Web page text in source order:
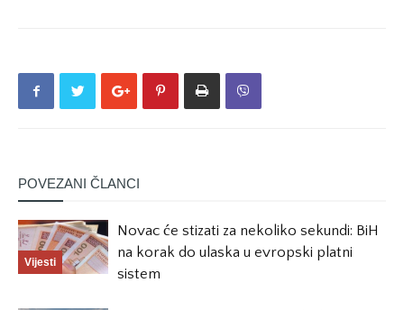
POVEZANI ČLANCI
Vijesti
Novac će stizati za nekoliko sekundi: BiH
na korak do ulaska u evropski platni
sistem